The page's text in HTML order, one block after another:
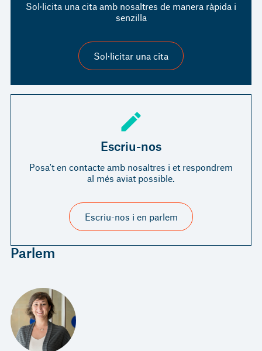
Sol·licita una cita amb nosaltres de manera ràpida i
senzilla
Sol·licitar una cita
Escriu-nos
Posa't en contacte amb nosaltres i et respondrem
al més aviat possible.
Escriu-nos i en parlem
Parlem